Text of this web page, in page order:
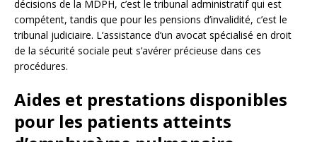
décisions de la MDPH, c’est le tribunal administratif qui est
compétent, tandis que pour les pensions d’invalidité, c’est le
tribunal judiciaire. L’assistance d’un avocat spécialisé en droit
de la sécurité sociale peut s’avérer précieuse dans ces
procédures.
Aides et prestations disponibles
pour les patients atteints